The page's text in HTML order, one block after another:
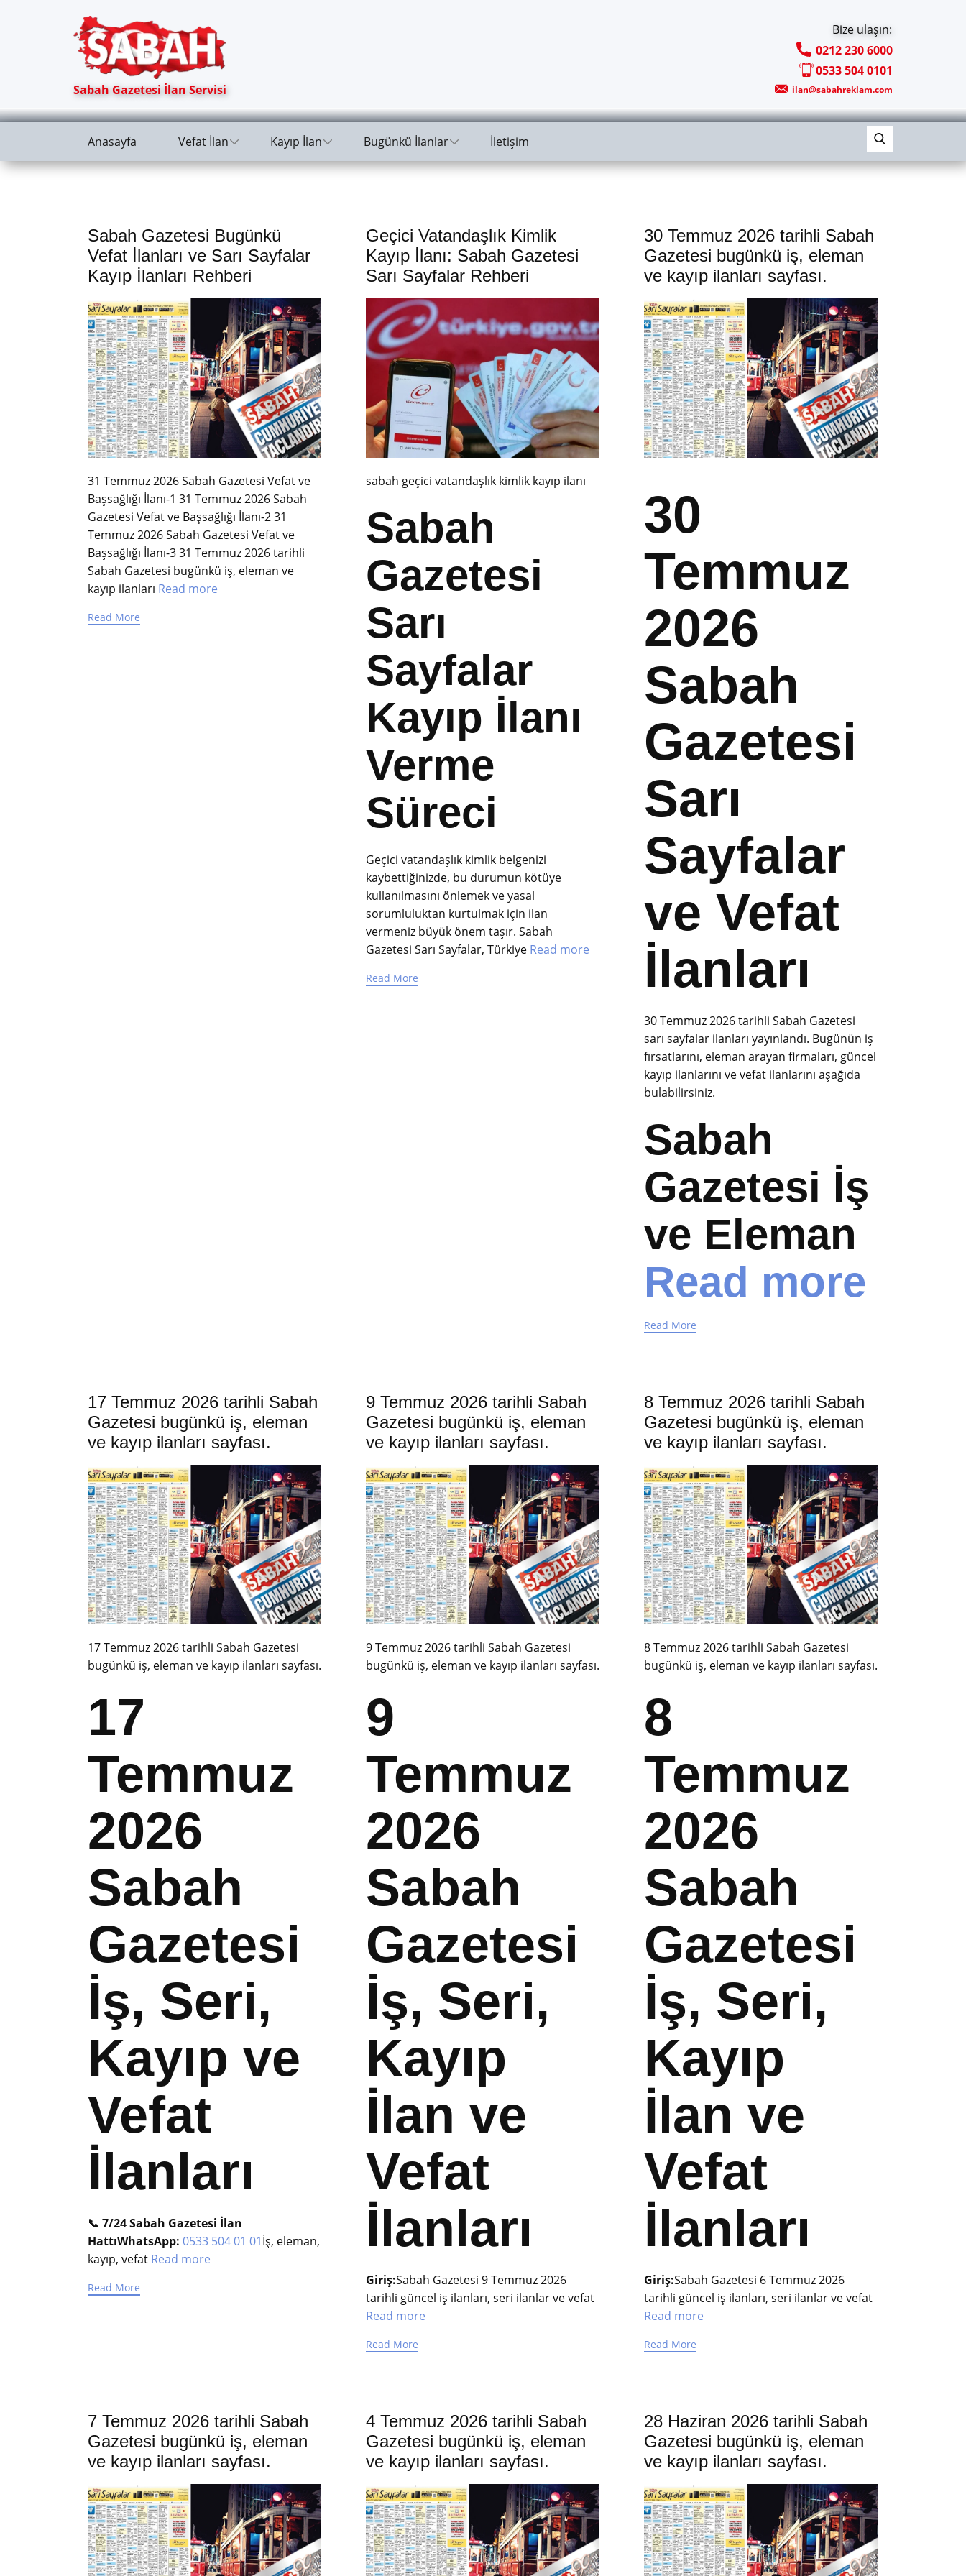
Bize ulaşın:
0212 230 6000
0533 504 0101
Sabah Gazetesi İlan Servisi
ilan@sabahreklam.com
Anasayfa Vefat İlan Kayıp İlan Bugünkü İlanlar İletişim
Sabah Gazetesi Bugünkü
Vefat İlanları ve Sarı Sayfalar
Kayıp İlanları Rehberi
31 Temmuz 2026 Sabah Gazetesi Vefat ve
Başsağlığı İlanı-1 31 Temmuz 2026 Sabah
Gazetesi Vefat ve Başsağlığı İlanı-231
Temmuz 2026 Sabah Gazetesi Vefat ve
Başsağlığı İlanı-331 Temmuz 2026 tarihli
Sabah Gazetesi bugünkü iş, eleman ve
kayıp ilanları Read more
Read More
Geçici Vatandaşlık Kimlik
Kayıp İlanı: Sabah Gazetesi
Sarı Sayfalar Rehberi
sabah geçici vatandaşlık kimlik kayıp ilanı
Sabah
Gazetesi
Sarı
Sayfalar
Kayıp İlanı
Verme
Süreci
Geçici vatandaşlık kimlik belgenizi
kaybettiğinizde, bu durumun kötüye
kullanılmasını önlemek ve yasal
sorumluluktan kurtulmak için ilan
vermeniz büyük önem taşır. Sabah
Gazetesi Sarı Sayfalar, Türkiye Read more
Read More
30 Temmuz 2026 tarihli Sabah
Gazetesi bugünkü iş, eleman
ve kayıp ilanları sayfası.
30
Temmuz
2026
Sabah
Gazetesi
Sarı
Sayfalar
ve Vefat
İlanları
30 Temmuz 2026 tarihli Sabah Gazetesi
sarı sayfalar ilanları yayınlandı. Bugünün iş
fırsatlarını, eleman arayan firmaları, güncel
kayıp ilanlarını ve vefat ilanlarını aşağıda
bulabilirsiniz.
Sabah
Gazetesi İş
ve Eleman
Read more
Read More
17 Temmuz 2026 tarihli Sabah
Gazetesi bugünkü iş, eleman
ve kayıp ilanları sayfası.
17 Temmuz 2026 tarihli Sabah Gazetesi
bugünkü iş, eleman ve kayıp ilanları sayfası.
17
Temmuz
2026
Sabah
Gazetesi
İş, Seri,
Kayıp ve
Vefat
İlanları
📞 7/24 Sabah Gazetesi İlan
HattıWhatsApp: 0533 504 01 01İş, eleman,
kayıp, vefat Read more
Read More
9 Temmuz 2026 tarihli Sabah
Gazetesi bugünkü iş, eleman
ve kayıp ilanları sayfası.
9 Temmuz 2026 tarihli Sabah Gazetesi
bugünkü iş, eleman ve kayıp ilanları sayfası.
9
Temmuz
2026
Sabah
Gazetesi
İş, Seri,
Kayıp
İlan ve
Vefat
İlanları
Giriş:Sabah Gazetesi 9 Temmuz 2026
tarihli güncel iş ilanları, seri ilanlar ve vefat
Read more
Read More
8 Temmuz 2026 tarihli Sabah
Gazetesi bugünkü iş, eleman
ve kayıp ilanları sayfası.
8 Temmuz 2026 tarihli Sabah Gazetesi
bugünkü iş, eleman ve kayıp ilanları sayfası.
8
Temmuz
2026
Sabah
Gazetesi
İş, Seri,
Kayıp
İlan ve
Vefat
İlanları
Giriş:Sabah Gazetesi 6 Temmuz 2026
tarihli güncel iş ilanları, seri ilanlar ve vefat
Read more
Read More
7 Temmuz 2026 tarihli Sabah
Gazetesi bugünkü iş, eleman
ve kayıp ilanları sayfası.
4 Temmuz 2026 tarihli Sabah
Gazetesi bugünkü iş, eleman
ve kayıp ilanları sayfası.
28 Haziran 2026 tarihli Sabah
Gazetesi bugünkü iş, eleman
ve kayıp ilanları sayfası.